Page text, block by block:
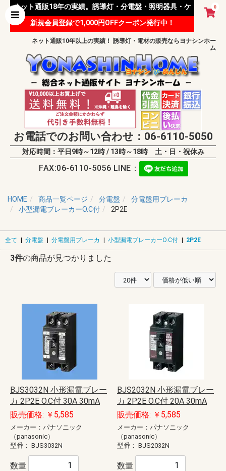
0
ネット通販18年の実績。誘導灯・分電盤・照明器具・ケ
ーブル等 様々な資材を取り扱っています。
新規会員登録で1,000円OFFクーポン発行中！
ネット通販10年以上の実績！ 誘導灯・電材の販売ならヨナシンホー
ム
お電話でのお問い合わせ：06-6110-5050
対応時間：平日9時～12時 / 13時～18時 土・日・祝休み
FAX:06-6110-5056 LINE：
HOME 商品一覧ページ 分電盤
分電盤用ブレーカ
小型漏電ブレーカーO.C付
2P2E
全て | 分電盤 | 分電盤用ブレーカ | 小型漏電ブレーカーO.C付 | 2P2E
3件の商品が見つかりました
BJS3032N 小形漏電ブレー
カ 2P2E O.C付 30A 30mA
販売価格: ￥5,585
メーカー：パナソニック
（panasonic）
型番： BJS3032N
数量
BJS2032N 小形漏電ブレー
カ 2P2E O.C付 20A 30mA
販売価格: ￥5,585
メーカー：パナソニック
（panasonic）
型番： BJS2032N
数量